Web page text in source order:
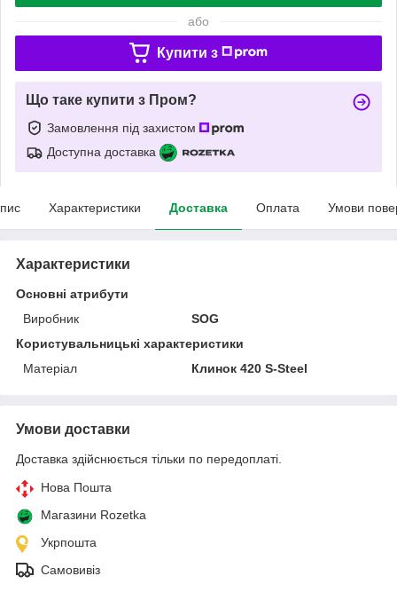
або
Купити з
Що таке купити з Пром?
Замовлення під захистом
Доступна доставка
Характеристики Доставка Оплата Умови
Характеристики
Основні атрибути
Виробник
SOG
Користувальницькі характеристики
Матеріал
Клинок 420 S-Steel
Умови доставки
Доставка здійснюється тільки по передоплаті.
Нова Пошта
Магазини Rozetka
Укрпошта
Самовивіз